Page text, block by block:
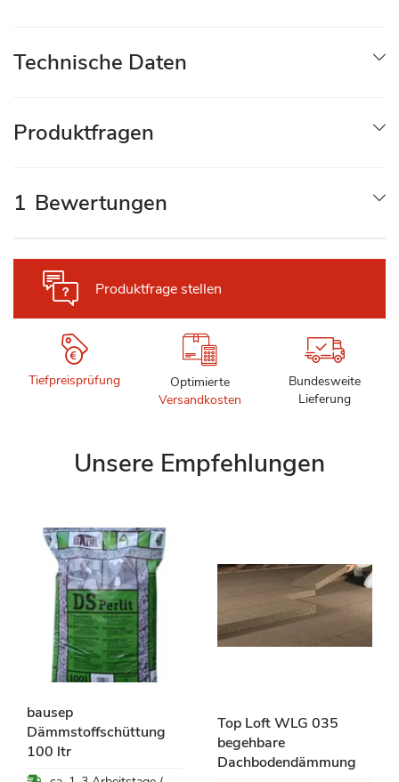
Produktfrage stellen
Tiefpreisprüfung
Optimierte
Versandkosten
Bundesweite
Lieferung
Technische Daten
Produktfragen
1 Bewertungen
Unsere Empfehlungen
bausep
Dämmstoffschüttung
100 ltr
Top Loft WLG 035
begehbare
Dachbodendämmung